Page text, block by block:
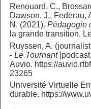
Renouard, C.,
Dawson, J., Federau,
N. (2021). Pédagogie
la grande transition.
Ruyssen, A.
- Le Tournant[podcast
Auvio. https://
23265
Université Virtuelle
durable. https://